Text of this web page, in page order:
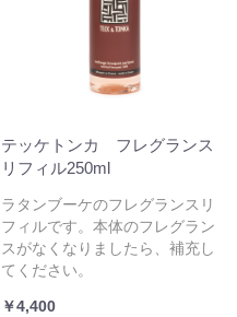
テッケトンカ フレグランス
リフィル250ml
ラタンブーケのフレグランスリ
フィルです。本体のフレグラン
スがなくなりましたら、補充し
てください。
￥4,400